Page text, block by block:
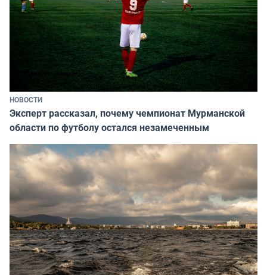
НОВОСТИ
Эксперт рассказал, почему чемпионат Мурманской
области по футболу остался незамеченным